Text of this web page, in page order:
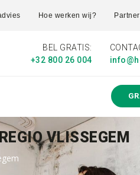
Hoe werken wij?
BEL GRATIS:
+32 800 26 004
VLISSEGEM